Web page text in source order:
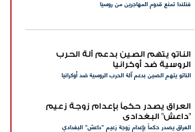
فنلندا تمنع قدوم المهاجرين من روسيا
الناتو يتهم الصين بدعم آلة الحرب
الروسية ضد أوكرانيا
الناتو يتهم الصين بدعم آلة الحرب الروسية ضد أوكرانيا
العراق يصدر حكماً بإعدام زوجة زعيم
"داعش" البغدادي
العراق يصدر حكماً بإعدام زوجة زعيم "داعش" البغدادي